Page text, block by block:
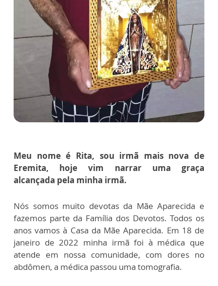
Meu nome é Rita, sou irmã mais nova de
Eremita, hojevim narrar uma graça
alcançada pela minha irmã.
Nós somos muito devotas da Mãe Aparecida e
fazemos parte da Família dos Devotos. Todos os
anos vamos à Casa da Mãe Aparecida. Em 18 de
janeiro de 2022 minha irmã foi à médica que
atende em nossa comunidade, com dores no
abdômen, a médica passou uma tomografia.